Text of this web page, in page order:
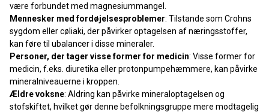
være forbundet med magnesiummangel.
Mennesker med fordøjelsesproblemer: Tilstande som Crohns
sygdom eller cøliaki, der påvirker optagelsen af næringsstoffer,
kan føre til ubalancer i disse mineraler.
Personer, der tager visse former for medicin: Visse former for
medicin, f.eks. diuretika eller protonpumpehæmmere, kan påvirke
mineralniveauerne i kroppen.
Ældre voksne: Aldring kan påvirke mineraloptagelsen og
stofskiftet, hvilket gør denne befolkningsgruppe mere modtagelig